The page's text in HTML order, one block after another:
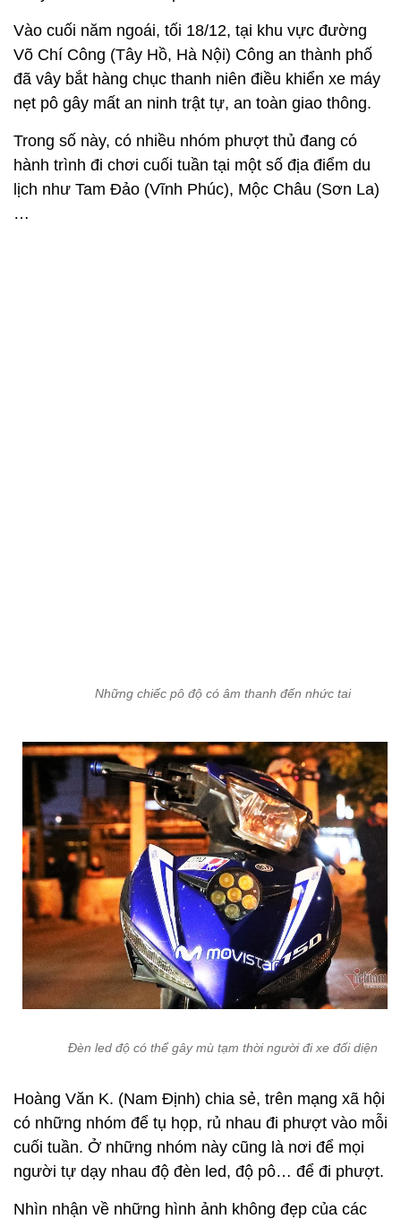
Vào cuối năm ngoái, tối 18/12, tại khu vực đường
Võ Chí Công (Tây Hồ, Hà Nội) Công an thành phố
đã vây bắt hàng chục thanh niên điều khiển xe máy
nẹt pô gây mất an ninh trật tự, an toàn giao thông.
Trong số này, có nhiều nhóm phượt thủ đang có
hành trình đi chơi cuối tuần tại một số địa điểm du
lịch như Tam Đảo (Vĩnh Phúc), Mộc Châu (Sơn La)
…
Những chiếc pô độ có âm thanh đến nhức tai
Đèn led độ có thể gây mù tạm thời người đi xe đối diện
Hoàng Văn K. (Nam Định) chia sẻ, trên mạng xã hội
có những nhóm để tụ họp, rủ nhau đi phượt vào mỗi
cuối tuần. Ở những nhóm này cũng là nơi để mọi
người tự dạy nhau độ đèn led, độ pô… để đi phượt.
Nhìn nhận về những hình ảnh không đẹp của các